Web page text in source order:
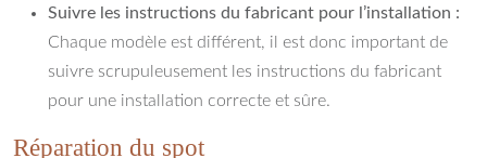
Suivre les instructions du fabricant pour l’installation :
Chaque modèle est différent, il est donc important de
suivre scrupuleusement les instructions du fabricant
pour une installation correcte et sûre.
Réparation du spot